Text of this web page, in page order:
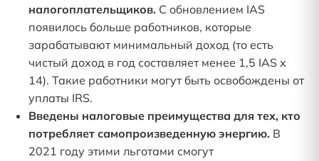
налогоплательщиков. С обновлением IAS
появилось больше работников, которые
зарабатывают минимальный доход (то есть
чистый доход в год составляет менее 1,5 IAS x
14). Такие работники могут быть освобождены от
уплаты IRS.
Введены налоговые преимущества для тех, кто
потребляет самопроизведенную энергию. В
2021 году этими льготами смогут